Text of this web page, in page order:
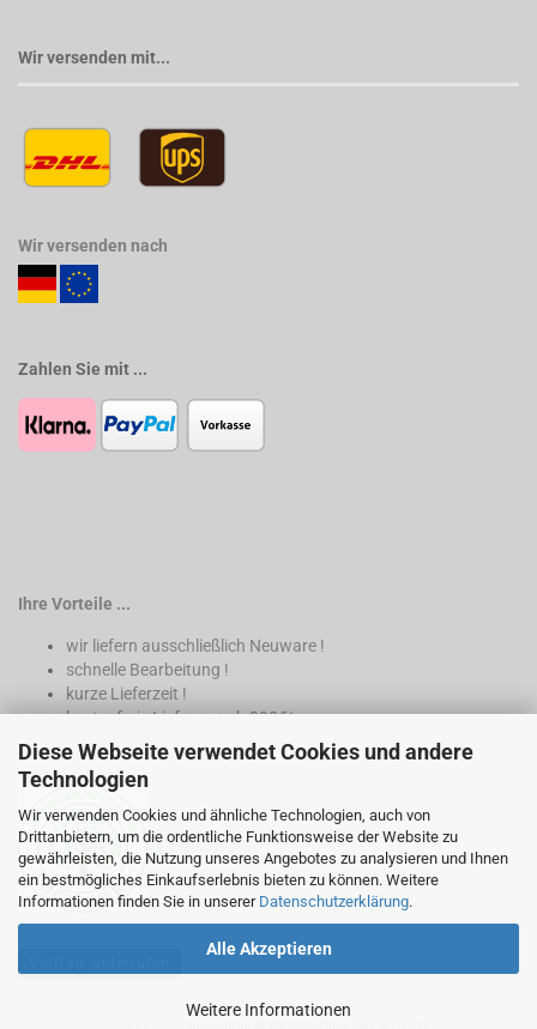
Diese Webseite verwendet Cookies und andere
Technologien
Wir verwenden Cookies und ähnliche Technologien, auch von
Drittanbietern, um die ordentliche Funktionsweise der Website zu
gewährleisten, die Nutzung unseres Angebotes zu analysieren und Ihnen
ein bestmögliches Einkaufserlebnis bieten zu können. Weitere
Informationen finden Sie in unserer Datenschutzerklärung.
Alle Akzeptieren
Weitere Informationen
Wir versenden mit...
Wir versenden nach
Zahlen Sie mit ...
Ihre Vorteile ...
wir liefern ausschließlich Neuware !
schnelle Bearbeitung !
kurze Lieferzeit !
kostenfreie Lieferung ab 200€*
* nur innerhalb Deutschland